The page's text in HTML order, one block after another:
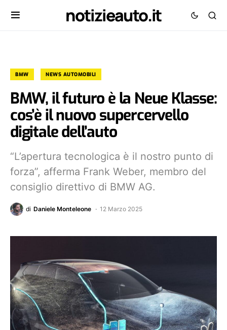
notizieauto.it
BMW NEWS AUTOMOBILI
BMW, il futuro è la Neue Klasse:
cos’è il nuovo supercervello
digitale dell’auto
“L’apertura tecnologica è il nostro punto di
forza”, afferma Frank Weber, membro del
consiglio direttivo di BMW AG.
di Daniele Monteleone 12 Marzo 2025